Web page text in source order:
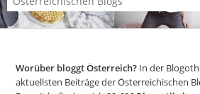
Worüber bloggt Österreich? In der
aktuellsten Beiträge der Österreichischen